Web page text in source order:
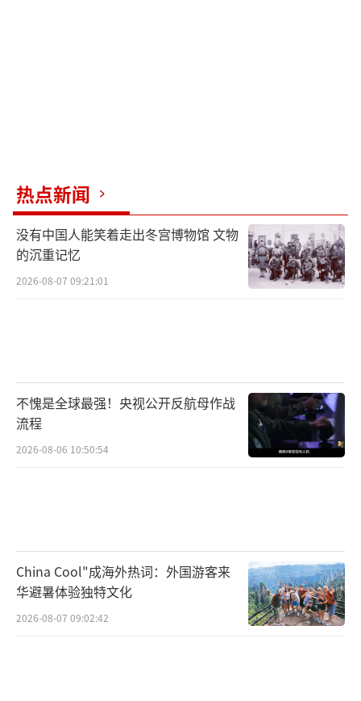
热点新闻
没有中国人能笑着走出冬宫博物馆 文物
的沉重记忆
2026-08-07 09:21:01
不愧是全球最强！央视公开反航母作战
流程
2026-08-06 10:50:54
China Cool"成海外热词：外国游客来
华避暑体验独特文化
2026-08-07 09:02:42